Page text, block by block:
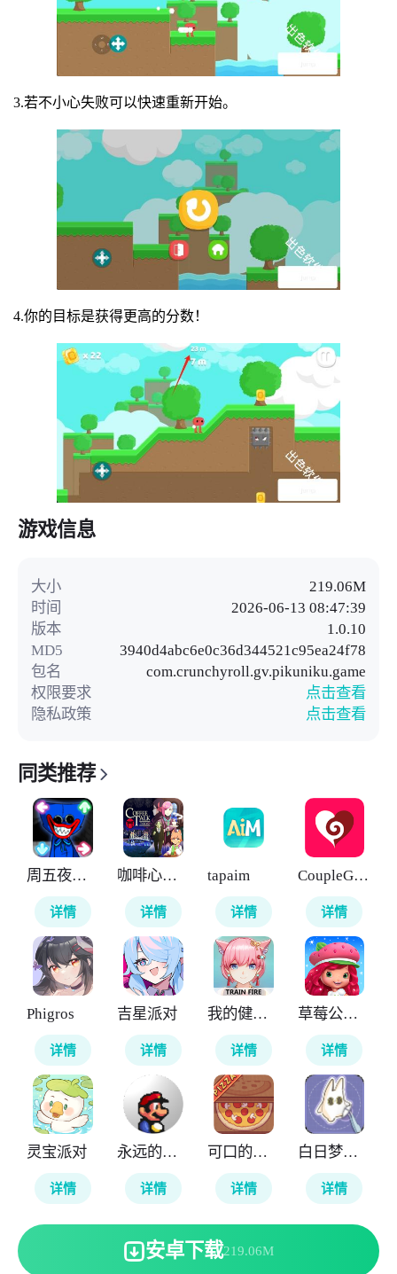
3.若不小心失败可以快速重新开始。
4.你的目标是获得更高的分数！
游戏信息
大小
219.06M
时间
2026-06-13 08:47:39
版本
1.0.10
MD5
3940d4abc6e0c36d344521c95ea24f78
包名
com.crunchyroll.gv.pikuniku.game
权限要求
点击查看
隐私政策
点击查看
同类推荐
周五夜放克大蓝猫模组
详情
咖啡心语东京
详情
tapaim
详情
CoupleGame
详情
Phigros
详情
吉星派对
详情
我的健身教练2
详情
草莓公主甜心跑酷
详情
灵宝派对
详情
永远的马里奥
详情
可口的披萨美味的披萨
详情
白日梦想屋
详情
安卓下载219.06M